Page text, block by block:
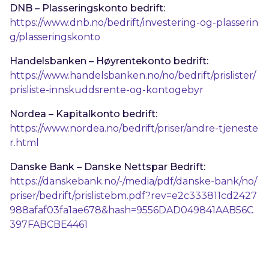
DNB – Plasseringskonto bedrift:
https://www.dnb.no/bedrift/investering-og-plasserin
g/plasseringskonto
Handelsbanken – Høyrentekonto bedrift:
https://www.handelsbanken.no/no/bedrift/prislister/
prisliste-innskuddsrente-og-kontogebyr
Nordea – Kapitalkonto bedrift:
https://www.nordea.no/bedrift/priser/andre-tjeneste
r.html
Danske Bank – Danske Nettspar Bedrift:
https://danskebank.no/-/media/pdf/danske-bank/no/
priser/bedrift/prislistebm.pdf?rev=e2c333811cd2427
988afaf03fa1ae678&hash=9556DAD049841AAB56C
397FABCBE4461